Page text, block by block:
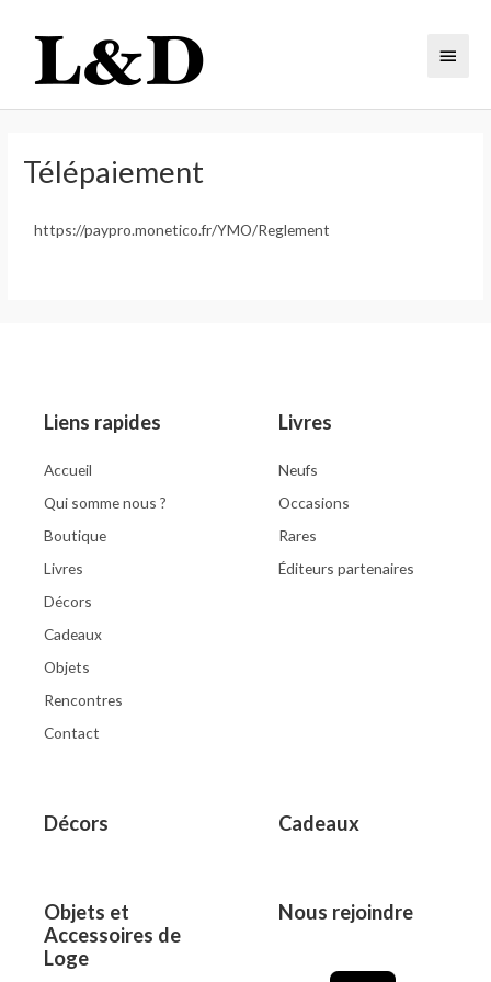
Télépaiement
https://paypro.monetico.fr/YMO/Reglement
Liens rapides
Accueil
Qui somme nous ?
Boutique
Livres
Décors
Cadeaux
Objets
Rencontres
Contact
Livres
Neufs
Occasions
Rares
Éditeurs partenaires
Décors Cadeaux
Objets et
Accessoires de
Loge
Nous rejoindre